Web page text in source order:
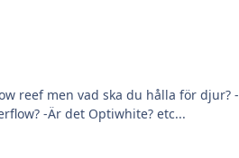
recept i så fall? -Vad blir det för belysning? -Nåt refugium kanske? -Herbie overflow? -Är det Optiwhite? etc...